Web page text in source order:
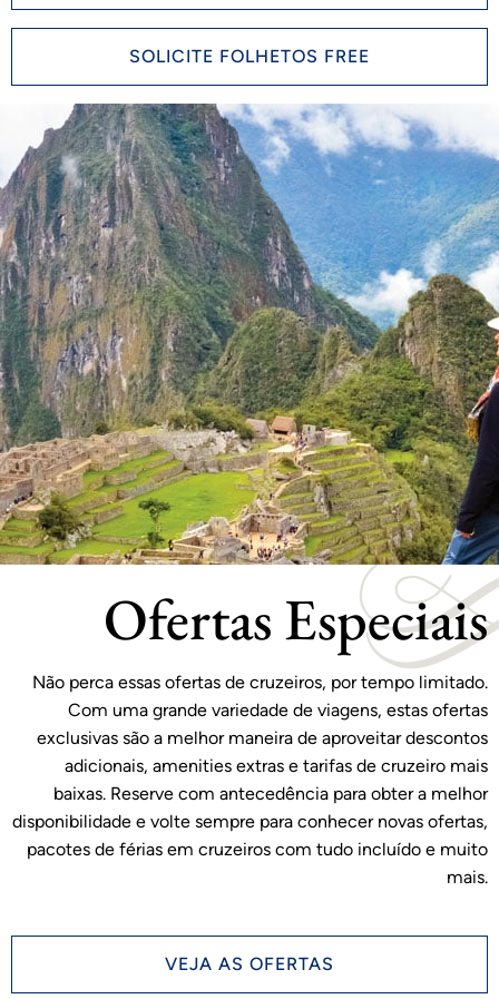
SOLICITE FOLHETOS FREE
Ofertas Especiais
Não perca essas ofertas de cruzeiros, por tempo limitado.
Com uma grande variedade de viagens, estas ofertas
exclusivas são a melhor maneira de aproveitar descontos
adicionais, amenities extras e tarifas de cruzeiro mais
baixas. Reserve com antecedência para obter a melhor
disponibilidade e volte sempre para conhecer novas ofertas,
pacotes de férias em cruzeiros com tudo incluído e muito
mais.
VEJA AS OFERTAS